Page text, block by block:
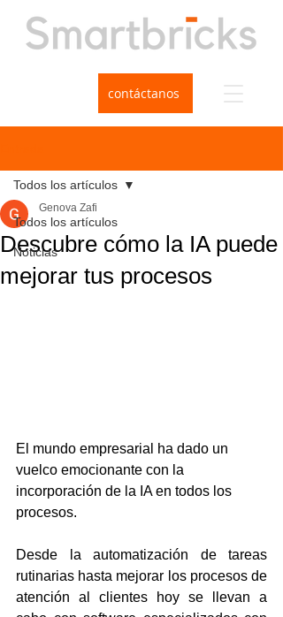
contáctanos
Todos los artículos
Noticias
Todos los artículos
Descubre cómo la IA puede
mejorar tus procesos
Genova Zafi
El mundo empresarial ha dado un
vuelco emocionante con la
incorporación de la IA en todos los
procesos.
Desde la automatización de tareas
rutinarias hasta mejorar los procesos de
atención al clientes hoy se llevan a